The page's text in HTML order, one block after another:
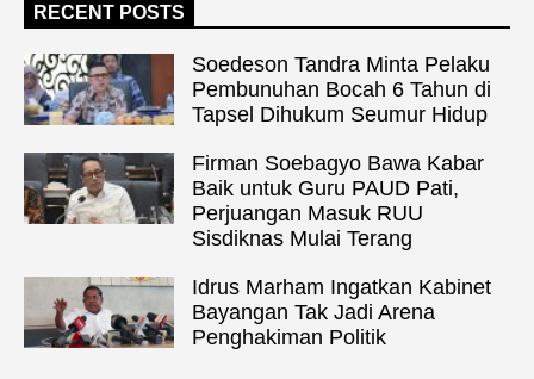
RECENT POSTS
Soedeson Tandra Minta Pelaku
Pembunuhan Bocah 6 Tahun di
Tapsel Dihukum Seumur Hidup
Firman Soebagyo Bawa Kabar
Baik untuk Guru PAUD Pati,
Perjuangan Masuk RUU
Sisdiknas Mulai Terang
Idrus Marham Ingatkan Kabinet
Bayangan Tak Jadi Arena
Penghakiman Politik